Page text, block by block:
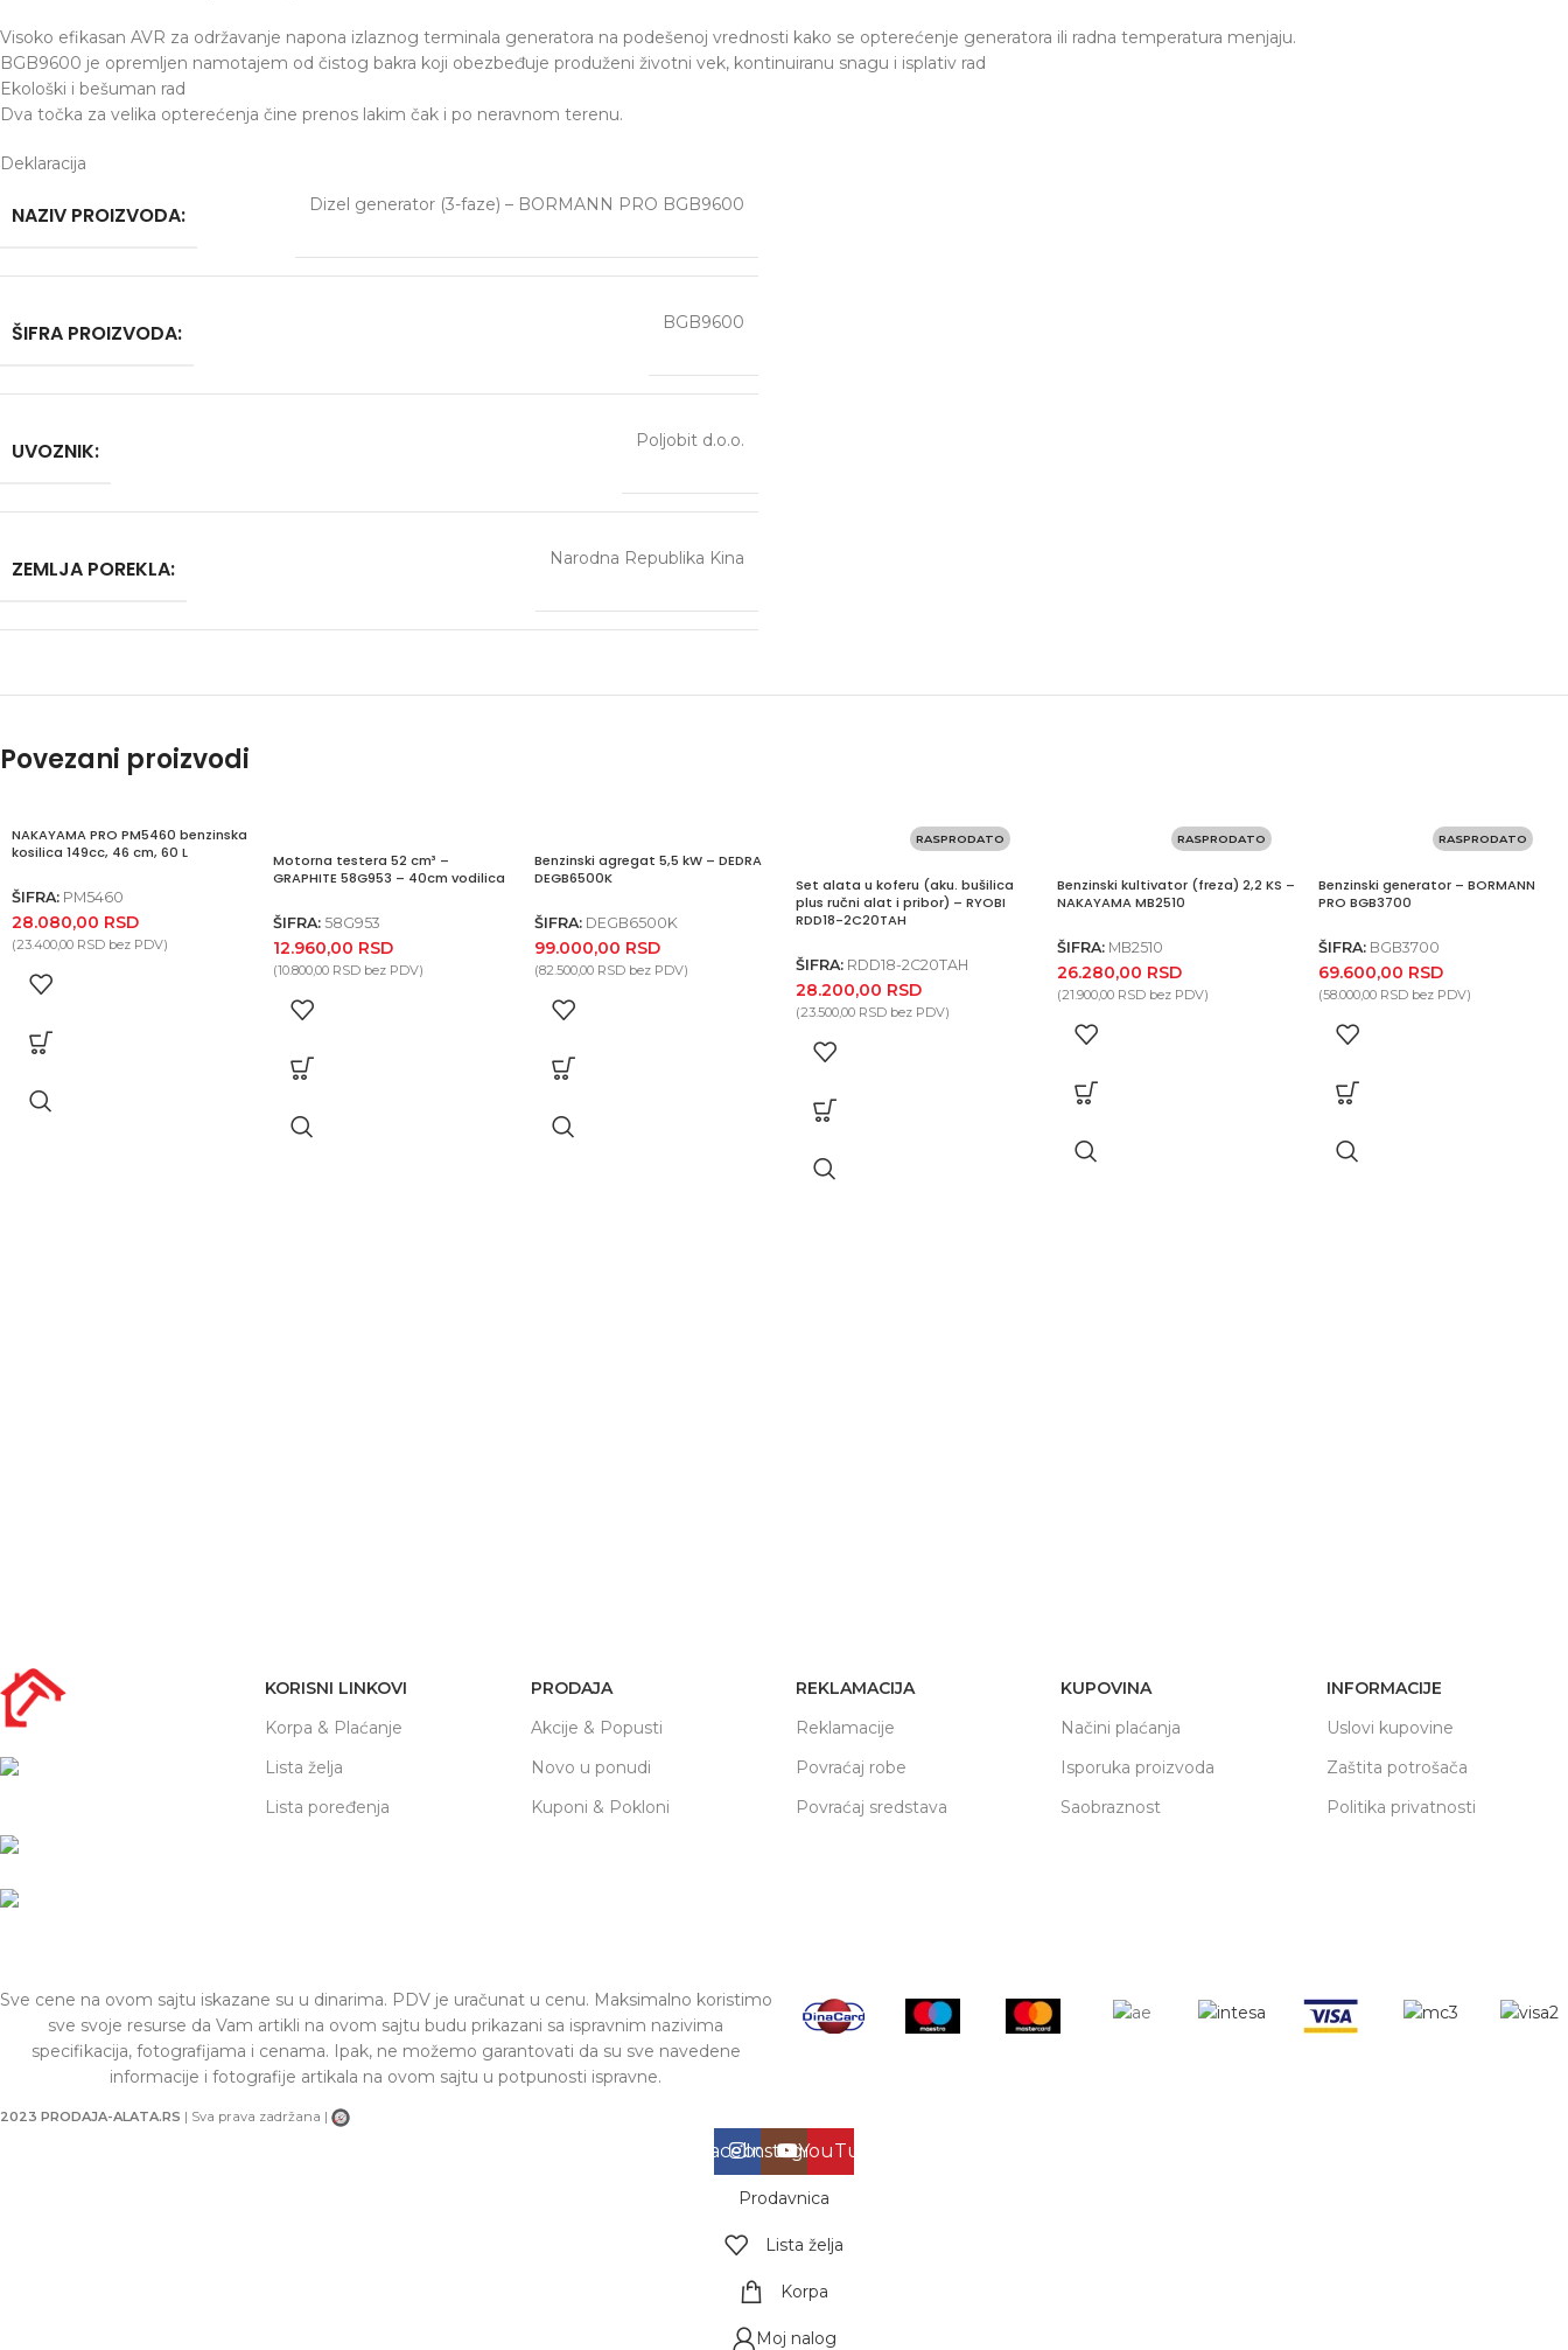
Visoko efikasan AVR za održavanje napona izlaznog terminala generatora na podešenoj vrednosti kako se opterećenje generatora ili radna temperatura menjaju.
BGB9600 je opremljen namotajem od čistog bakra koji obezbeđuje produženi životni vek, kontinuiranu snagu i isplativ rad
Ekološki i bešuman rad
Dva točka za velika opterećenja čine prenos lakim čak i po neravnom terenu.
Deklaracija
NAZIV PROIZVODA: Dizel generator (3-faze) – BORMANN PRO BGB9600
ŠIFRA PROIZVODA: BGB9600
UVOZNIK: Poljobit d.o.o.
ZEMLJA POREKLA: Narodna Republika Kina
Povezani proizvodi
NAKAYAMA PRO PM5460 benzinska
kosilica 149cc, 46 cm, 60 L
ŠIFRA: PM5460
28.080,00 RSD
(23.400,00 RSD bez PDV)
Motorna testera 52 cm³ –
GRAPHITE 58G953 – 40cm vodilica
ŠIFRA: 58G953
12.960,00 RSD
(10.800,00 RSD bez PDV)
Benzinski agregat 5,5 kW – DEDRA
DEGB6500K
ŠIFRA: DEGB6500K
99.000,00 RSD
(82.500,00 RSD bez PDV)
RASPRODATO
Set alata u koferu (aku. bušilica
plus ručni alat i pribor) – RYOBI
RDD18-2C20TAH
ŠIFRA: RDD18-2C20TAH
28.200,00 RSD
(23.500,00 RSD bez PDV)
RASPRODATO
Benzinski kultivator (freza) 2,2 KS –
NAKAYAMA MB2510
ŠIFRA: MB2510
26.280,00 RSD
(21.900,00 RSD bez PDV)
RASPRODATO
Benzinski generator – BORMANN
PRO BGB3700
ŠIFRA: BGB3700
69.600,00 RSD
(58.000,00 RSD bez PDV)
KORISNI LINKOVI
Korpa & Plaćanje
Lista želja
Lista poređenja
PRODAJA
Akcije & Popusti
Novo u ponudi
Kuponi & Pokloni
REKLAMACIJA
Reklamacije
Povraćaj robe
Povraćaj sredstava
KUPOVINA
Načini plaćanja
Isporuka proizvoda
Saobraznost
INFORMACIJE
Uslovi kupovine
Zaštita potrošača
Politika privatnosti
Sve cene na ovom sajtu iskazane su u dinarima. PDV je uračunat u cenu. Maksimalno koristimo
sve svoje resurse da Vam artikli na ovom sajtu budu prikazani sa ispravnim nazivima
specifikacija, fotografijama i cenama. Ipak, ne možemo garantovati da su sve navedene
informacije i fotografije artikala na ovom sajtu u potpunosti ispravne.
2023 PRODAJA-ALATA.RS | Sva prava zadržana |
Facebook
Instagram
YouTube
Prodavnica
Lista želja
Korpa
Moj nalog